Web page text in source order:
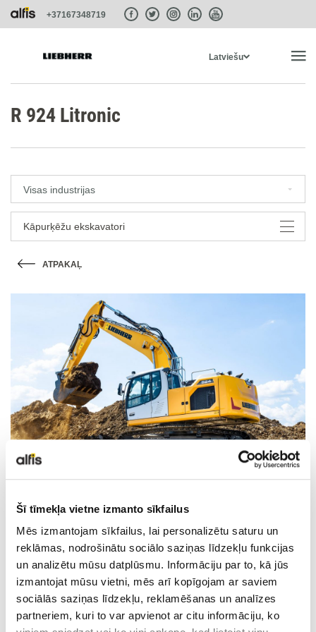
Šī tīmekļa vietne izmanto sīkfailus
Mēs izmantojam sīkfailus, lai personalizētu saturu un
reklāmas, nodrošinātu sociālo saziņas līdzekļu funkcijas
un analizētu mūsu datplūsmu. Informāciju par to, kā jūs
izmantojat mūsu vietni, mēs arī kopīgojam ar saviem
sociālās saziņas līdzekļu, reklamēšanas un analīzes
partneriem, kuri to var apvienot ar citu informāciju, ko
+37167348719
Latviešu
PRODUKTI
PAKALPOJUMI UN RISINĀJUMI
SISTĒMAS
LIEBHERR LIETOTĀ TEHNIKA
KARJERA
PAR MUMS
R 924 Litronic
Visas industrijas
Kāpurķēžu ekskavatori
ATPAKAĻ